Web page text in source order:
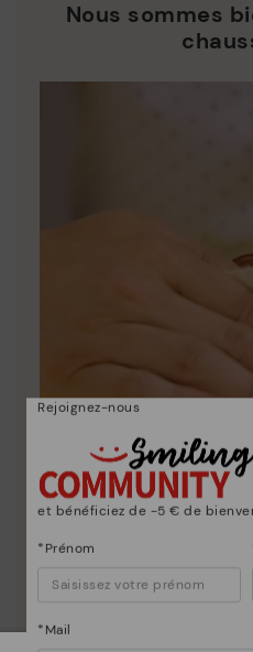
Nous sommes
Entretien des
Rejoignez-nous
et bénéficiez de -5 € de
*Prénom
*Mail